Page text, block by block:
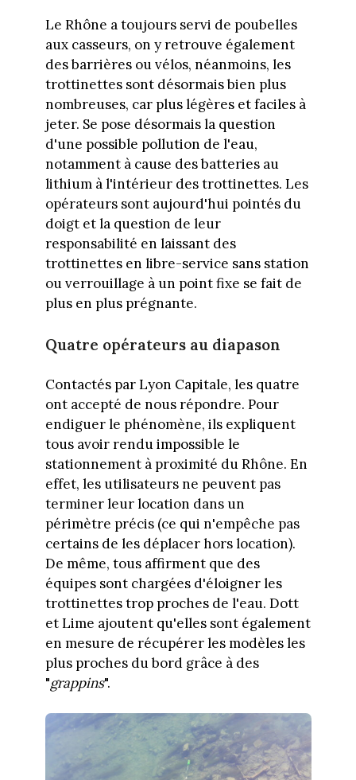
Le Rhône a toujours servi de poubelles
aux casseurs, on y retrouve également
des barrières ou vélos, néanmoins, les
trottinettes sont désormais bien plus
nombreuses, car plus légères et faciles à
jeter. Se pose désormais la question
d'une possible pollution de l'eau,
notamment à cause des batteries au
lithium à l'intérieur des trottinettes. Les
opérateurs sont aujourd'hui pointés du
doigt et la question de leur
responsabilité en laissant des
trottinettes en libre-service sans station
ou verrouillage à un point fixe se fait de
plus en plus prégnante.
Quatre opérateurs au diapason
Contactés par Lyon Capitale, les quatre
ont accepté de nous répondre. Pour
endiguer le phénomène, ils expliquent
tous avoir rendu impossible le
stationnement à proximité du Rhône. En
effet, les utilisateurs ne peuvent pas
terminer leur location dans un
périmètre précis (ce qui n'empêche pas
certains de les déplacer hors location).
De même, tous affirment que des
équipes sont chargées d'éloigner les
trottinettes trop proches de l'eau. Dott
et Lime ajoutent qu'elles sont également
en mesure de récupérer les modèles les
plus proches du bord grâce à des
"grappins".